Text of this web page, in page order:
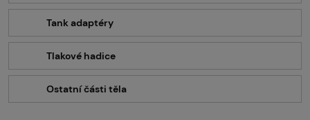
Tank adaptéry
Tlakové hadice
Ostatní části těla